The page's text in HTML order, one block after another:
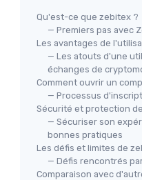
Qu'est-ce que zebitex ?
— Premiers pas avec
Les avantages de
— Les atouts d'une
échanges de
Comment ouvrir un
— Processus
Sécurité et protection
— Sécuriser son
bonnes pratiques
Les défis et limites de
— Défis rencontrés
Comparaison avec